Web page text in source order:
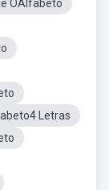
OAlfabeto
Letras